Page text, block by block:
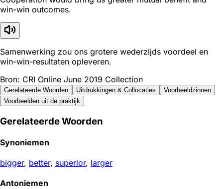
win-win outcomes.
Samenwerking zou ons grotere wederzijds voordeel en
win-win-resultaten opleveren.
Bron: CRI Online June 2019 Collection
Gerelateerde Woorden Uitdrukkingen & Collocaties
Voorbeeldzinnen
Voorbeelden uit de praktijk
Gerelateerde Woorden
Synoniemen
bigger, better, superior, larger
Antoniemen